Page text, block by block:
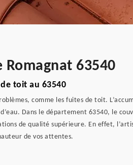
63540
toit au 63540
comme les fuites de toit.
Dans le département 63540, le
de qualité supérieure. En effet,
de vos attentes.